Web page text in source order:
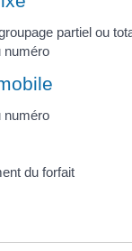
partiel ou
numéro
numéro
du forfait